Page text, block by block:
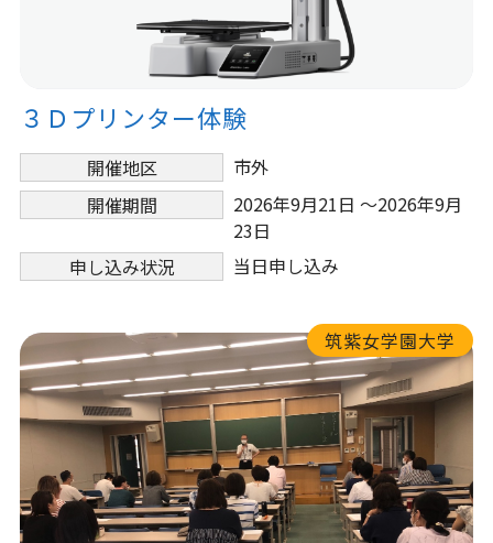
３Ｄプリンター体験
開催地区
市外
開催期間
2026年9月21日 ～2026年9月
23日
申し込み状況
当日申し込み
筑紫女学園大学